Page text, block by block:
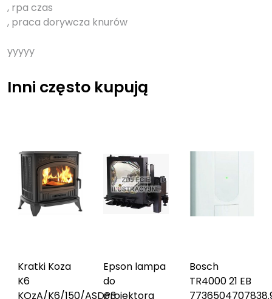
, rpa czas
, praca dorywcza knurów
yyyyy
Inni często kupują
Kratki Koza
K6
KOzA/K6/150/ASDP3
Epson lampa
do
projektora
Bosch
TR4000 21 EB
7736504707